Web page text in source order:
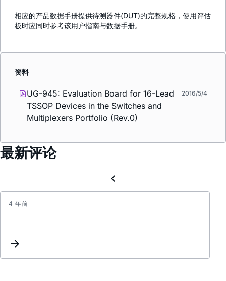
相应的产品数据手册提供待测器件(DUT)的完整规格，使用评估
板时应同时参考该用户指南与数据手册。
资料
UG-945: Evaluation Board for 16-Lead
TSSOP Devices in the Switches and
Multiplexers Portfolio (Rev.0)
2016/5/4
最新评论
4 年前